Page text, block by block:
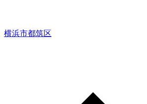
横浜市都筑区